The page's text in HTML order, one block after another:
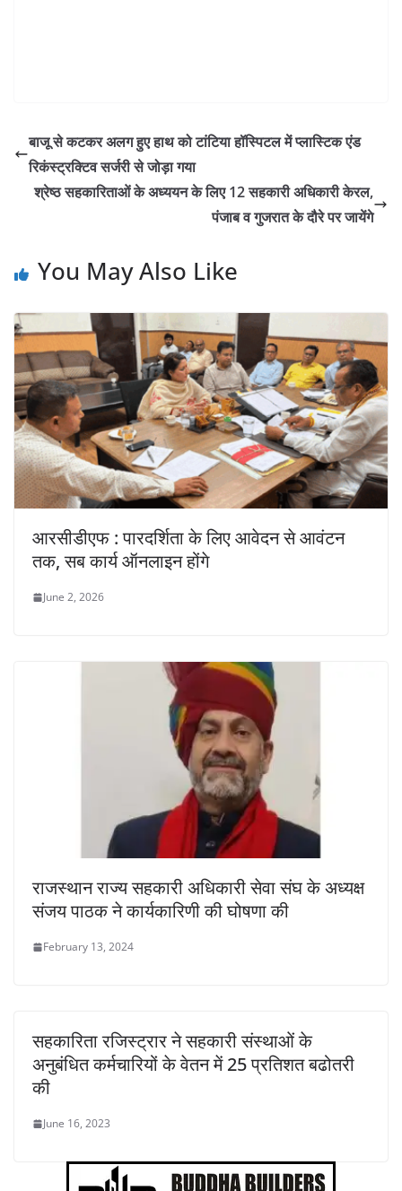
बाजू से कटकर अलग हुए हाथ को टांटिया हॉस्पिटल में प्लास्टिक एंड
रिकंस्ट्रक्टिव सर्जरी से जोड़ा गया
श्रेष्ठ सहकारिताओं के अध्ययन के लिए 12 सहकारी अधिकारी केरल,
पंजाब व गुजरात के दौरे पर जायेंगे
You May Also Like
आरसीडीएफ : पारदर्शिता के लिए आवेदन से आवंटन
तक, सब कार्य ऑनलाइन होंगे
June 2, 2026
राजस्थान राज्य सहकारी अधिकारी सेवा संघ के अध्यक्ष
संजय पाठक ने कार्यकारिणी की घोषणा की
February 13, 2024
सहकारिता रजिस्ट्रार ने सहकारी संस्थाओं के
अनुबंधित कर्मचारियों के वेतन में 25 प्रतिशत बढोतरी
की
June 16, 2023